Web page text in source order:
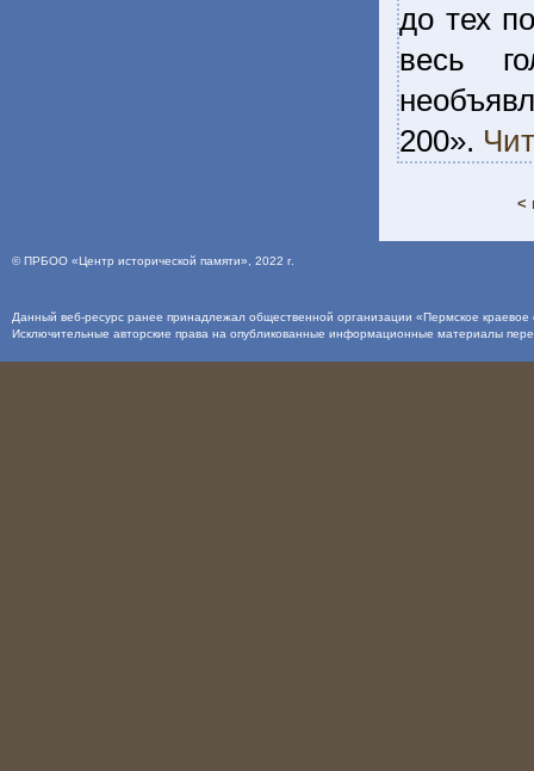
до тех
весь
200».
<
©ПРБОО «Центр исторической памяти» , 2022 г.
Данный веб-ресурс ранее принадлежал общественной организации «Пермское
Исключительные авторские права на опубликованные информационные материалы